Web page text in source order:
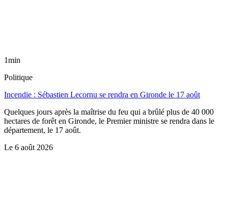
1min
Politique
Incendie : Sébastien Lecornu se rendra en Gironde le 17 août
Quelques jours après la maîtrise du feu qui a brûlé plus de 40 000
hectares de forêt en Gironde, le Premier ministre se rendra dans le
département, le 17 août.
Le 6 août 2026